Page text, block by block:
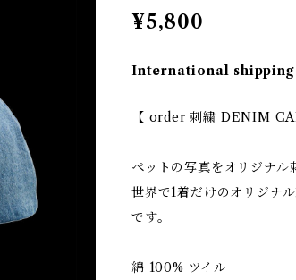
¥5,800
International
【 order 刺繍 DENIM
ペットの写真をオリジナル
世界で1着だけのオリジナ
です。
綿 100% ツイル